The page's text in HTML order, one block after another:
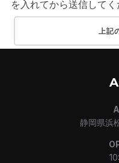
を入れてから送信してく
静岡県浜